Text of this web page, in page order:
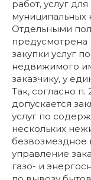
работ, услуг
муниципальных
Отдельными
предусмотрена
закупки услуг
недвижимого
заказчику, у
Так, согласно п.
допускается
услуг по
нескольких
безвозмездное
управление
газо- и